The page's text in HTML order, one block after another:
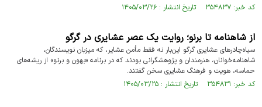
کد خبر: ۳۵۴۸۳۷ تاریخ انتشار : ۱۴۰۵/۰۳/۲۶
از شاهنامه تا برنو؛ روایت یک عصر عشایری در گرگو
سیاه‌چادرهای عشایری گرگو این‌بار نه فقط مأمن عشایر، که میزبان نویسندگان،
شاهنامه‌خوانان، هنرمندان و پژوهشگرانی بودند که در برنامه «بهون و برنو» از ریشه‌های
حماسه، هویت و فرهنگ عشایری سخن گفتند.
کد خبر: ۳۵۴۸۳۱ تاریخ انتشار : ۱۴۰۵/۰۳/۲۵